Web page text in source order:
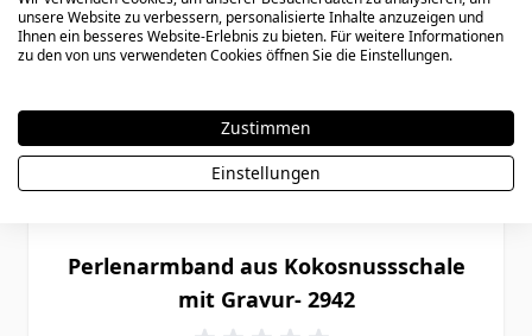
Perlenarmband aus Kokosnussschale
mit Gravur- 2942
unsere Website zu verbessern, personalisierte Inhalte anzuzeigen und
Ihnen ein besseres Website-Erlebnis zu bieten. Für weitere Informationen
zu den von uns verwendeten Cookies öffnen Sie die Einstellungen.
Zustimmen
Einstellungen